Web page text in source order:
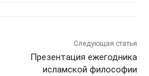
Следующая статья
Презентация ежегодника
исламской философии